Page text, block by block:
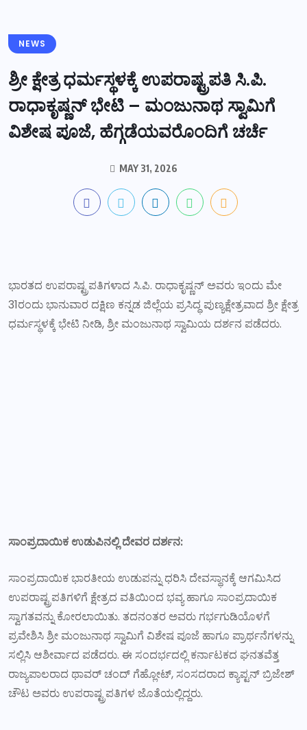
NEWS
ಶ್ರೀ ಕ್ಷೇತ್ರ ಧರ್ಮಸ್ಥಳಕ್ಕೆ ಉಪರಾಷ್ಟ್ರಪತಿ ಸಿ.ಪಿ.
ರಾಧಾಕೃಷ್ಣನ್ ಭೇಟಿ – ಮಂಜುನಾಥ ಸ್ವಾಮಿಗೆ
ವಿಶೇಷ ಪೂಜೆ, ಹೆಗ್ಗಡೆಯವರೊಂದಿಗೆ ಚರ್ಚೆ
MAY 31, 2026
ಭಾರತದ ಉಪರಾಷ್ಟ್ರಪತಿಗಳಾದ ಸಿ.ಪಿ. ರಾಧಾಕೃಷ್ಣನ್ ಅವರು ಇಂದು ಮೇ
31ರಂದು ಭಾನುವಾರ ದಕ್ಷಿಣ ಕನ್ನಡ ಜಿಲ್ಲೆಯ ಪ್ರಸಿದ್ಧ ಪುಣ್ಯಕ್ಷೇತ್ರವಾದ ಶ್ರೀ ಕ್ಷೇತ್ರ
ಧರ್ಮಸ್ಥಳಕ್ಕೆ ಭೇಟಿ ನೀಡಿ, ಶ್ರೀ ಮಂಜುನಾಥ ಸ್ವಾಮಿಯ ದರ್ಶನ ಪಡೆದರು.
ಸಾಂಪ್ರದಾಯಿಕ ಉಡುಪಿನಲ್ಲಿ ದೇವರ ದರ್ಶನ:
ಸಾಂಪ್ರದಾಯಿಕ ಭಾರತೀಯ ಉಡುಪನ್ನು ಧರಿಸಿ ದೇವಸ್ಥಾನಕ್ಕೆ ಆಗಮಿಸಿದ
ಉಪರಾಷ್ಟ್ರಪತಿಗಳಿಗೆ ಕ್ಷೇತ್ರದ ವತಿಯಿಂದ ಭವ್ಯ ಹಾಗೂ ಸಾಂಪ್ರದಾಯಿಕ
ಸ್ವಾಗತವನ್ನು ಕೋರಲಾಯಿತು. ತದನಂತರ ಅವರು ಗರ್ಭಗುಡಿಯೊಳಗೆ
ಪ್ರವೇಶಿಸಿ ಶ್ರೀ ಮಂಜುನಾಥ ಸ್ವಾಮಿಗೆ ವಿಶೇಷ ಪೂಜೆ ಹಾಗೂ ಪ್ರಾರ್ಥನೆಗಳನ್ನು
ಸಲ್ಲಿಸಿ ಆಶೀರ್ವಾದ ಪಡೆದರು. ಈ ಸಂದರ್ಭದಲ್ಲಿ ಕರ್ನಾಟಕದ ಘನತವೆತ್ತ
ರಾಜ್ಯಪಾಲರಾದ ಥಾವರ್ ಚಂದ್ ಗೆಹ್ಲೋಟ್, ಸಂಸದರಾದ ಕ್ಯಾಪ್ಟನ್ ಬ್ರಿಜೇಶ್
ಚೌಟ ಅವರು ಉಪರಾಷ್ಟ್ರಪತಿಗಳ ಜೊತೆಯಲ್ಲಿದ್ದರು.